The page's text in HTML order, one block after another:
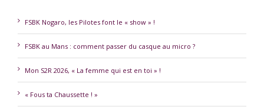
FSBK Nogaro, les Pilotes font le « show » !
FSBK au Mans : comment passer du casque au micro ?
Mon S2R 2026, « La femme qui est en toi » !
« Fous ta Chaussette ! »